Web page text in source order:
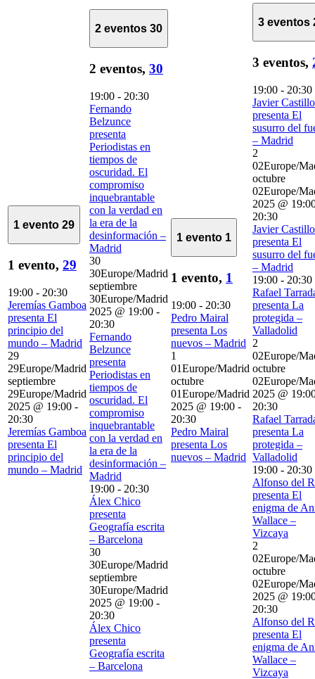
1 evento 29
1 evento, 29
19:00 - 20:30
Jeremías Gamboa
presenta El
principio del
mundo – Madrid
29
29Europe/Madrid
septiembre
29Europe/Madrid
2025 @ 19:00 -
20:30
Jeremías Gamboa
presenta El
principio del
mundo – Madrid
2 eventos 30
2 eventos, 30
19:00 - 20:30
Fernando
Belzunce
presenta
Periodistas en
tiempos de
oscuridad. El
compromiso
inquebrantable
con la verdad en
la era de la
desinformación –
Madrid
30
30Europe/Madrid
septiembre
30Europe/Madrid
2025 @ 19:00 -
20:30
Fernando
Belzunce
presenta
Periodistas en
tiempos de
oscuridad. El
compromiso
inquebrantable
con la verdad en
la era de la
desinformación –
Madrid
19:00 - 20:30
Álex Chico
presenta
Geografía escrita
– Barcelona
30
30Europe/Madrid
septiembre
30Europe/Madrid
2025 @ 19:00 -
20:30
Álex Chico
presenta
Geografía escrita
– Barcelona
1 evento 1
1 evento, 1
19:00 - 20:30
Pedro Mairal
presenta Los
nuevos – Madrid
1
01Europe/Madrid
octubre
01Europe/Madrid
2025 @ 19:00 -
20:30
Pedro Mairal
presenta Los
nuevos – Madrid
3 eventos
3 eventos,
19:00 - 20:30
Javier Castillo
presenta El
susurro del
– Madrid
2
02Europe/
octubre
02Europe/
2025 @
20:30
Javier Castillo
presenta El
susurro del
– Madrid
19:00 - 20:30
Rafael
presenta La
protegida –
Valladolid
2
02Europe/
octubre
02Europe/
2025 @
20:30
Rafael
presenta La
protegida –
Valladolid
19:00 - 20:30
Alfonso del
presenta El
enigma de
Wallace –
Vizcaya
2
02Europe/
octubre
02Europe/
2025 @
20:30
Alfonso del
presenta El
enigma de
Wallace –
Vizcaya